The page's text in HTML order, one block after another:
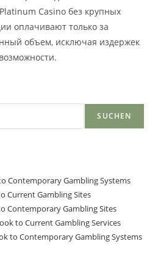
Casino без крупных
оплачивают только за
объем, исключая издержек
SUCHEN
Contemporary Gambling Systems
Current Gambling Sites
Contemporary Gambling Sites
to Current Gambling Services
to Contemporary Gambling Systems